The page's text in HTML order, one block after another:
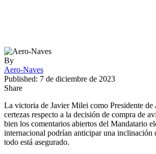
By
Aero-Naves
Published: 7 de diciembre de 2023
Share
La victoria de Javier Milei como Presidente de
certezas respecto a la decisión de compra de
bien los comentarios abiertos del Mandatario
internacional podrían anticipar una inclinación
todo está asegurado.